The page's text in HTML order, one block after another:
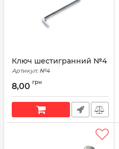
Ключ шестигранний №4
Артикул: №4
8,00 грн